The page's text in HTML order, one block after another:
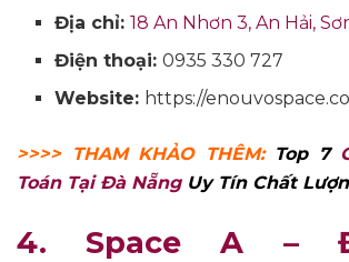
Địa chỉ:18 An Nhơn 3, An Hải,
Điện thoại:0935 330 727
Website: https://
>>>> THAM KHẢO THÊM: Top 7
Toán Tại Đà Nẵng Uy Tín Chất
4. Space A –